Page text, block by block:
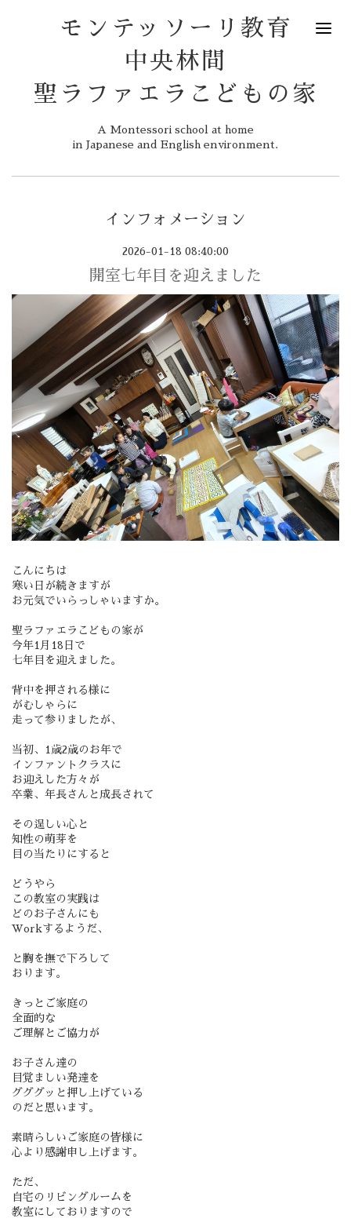
モンテッソーリ教育
中央林間
聖ラファエラこどもの家
A Montessori school at home
in Japanese and English environment.
インフォメーション
2026-01-18 08:40:00
開室七年目を迎えました
こんにちは
寒い日が続きますが
お元気でいらっしゃいますか。
聖ラファエラこどもの家が
今年1月18日で
七年目を迎えました。
背中を押される様に
がむしゃらに
走って参りましたが、
当初、1歳2歳のお年で
インファントクラスに
お迎えした方々が
卒業、年長さんと成長されて
その逞しい心と
知性の萌芽を
目の当たりにすると
どうやら
この教室の実践は
どのお子さんにも
Workするようだ、
と胸を撫で下ろして
おります。
きっとご家庭の
全面的な
ご理解とご協力が
お子さん達の
目覚ましい発達を
グググッと押し上げている
のだと思います。
素晴らしいご家庭の皆様に
心より感謝申し上げます。
ただ、
自宅のリビングルームを
教室にしておりますので